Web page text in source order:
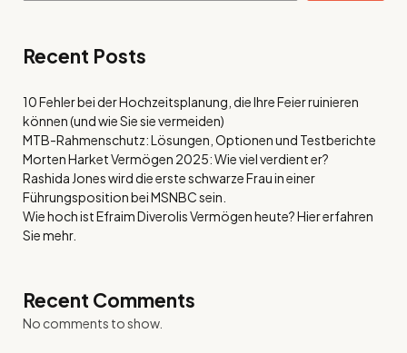
Recent Posts
10 Fehler bei der Hochzeitsplanung, die Ihre Feier ruinieren
können (und wie Sie sie vermeiden)
MTB-Rahmenschutz: Lösungen, Optionen und Testberichte
Morten Harket Vermögen 2025: Wie viel verdient er?
Rashida Jones wird die erste schwarze Frau in einer
Führungsposition bei MSNBC sein.
Wie hoch ist Efraim Diverolis Vermögen heute? Hier erfahren
Sie mehr.
Recent Comments
No comments to show.